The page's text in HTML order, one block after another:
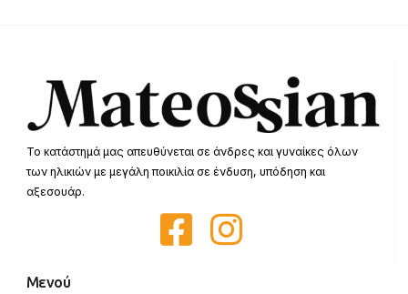
Το κατάστημά μας απευθύνεται σε άνδρες και γυναίκες όλων
των ηλικιών με μεγάλη ποικιλία σε ένδυση, υπόδηση και
αξεσουάρ.
Μενού